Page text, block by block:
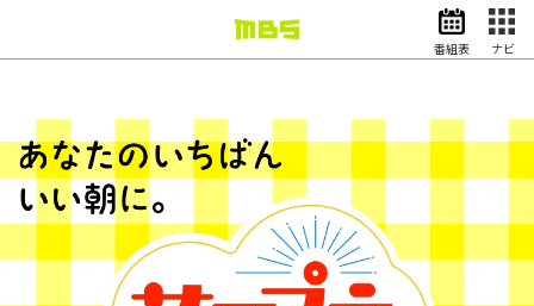
ドラマ
スポーツ
動画イズム ニュース
番組表 ナビ